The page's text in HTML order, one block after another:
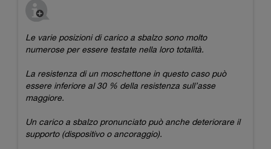
Le varie posizioni di carico a sbalzo sono molto
numerose per essere testate nella loro totalità.
La resistenza di un moschettone in questo caso può
essere inferiore al 30 % della resistenza sull’asse
maggiore.
Un carico a sbalzo pronunciato può anche deteriorare il
supporto (dispositivo o ancoraggio).